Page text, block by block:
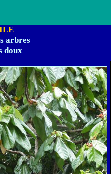
arbres
doux